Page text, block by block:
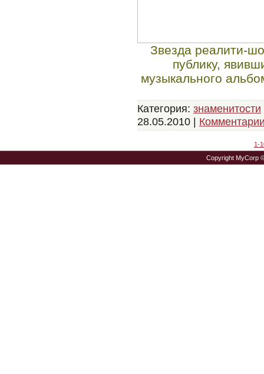
Звезда реалити-
публику,
музыкального
Категория: знаменитости
28.05.2010 |
1-
Copyright MyCorp